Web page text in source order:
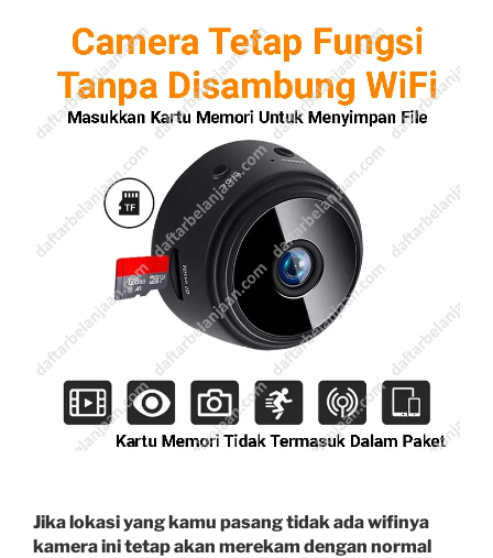
Jika lokasi yang kamu pasang tidak ada wifinya
kamera ini tetap akan merekam dengan normal